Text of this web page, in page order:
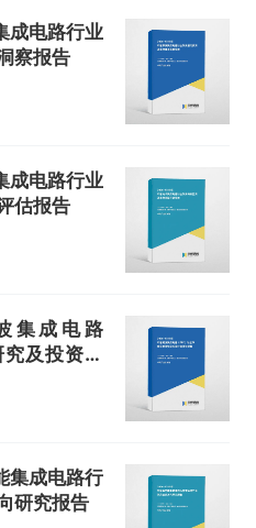
电路行业
察报告
电路行业
估报告
集成电路
及投资价
成电路行
研究报告